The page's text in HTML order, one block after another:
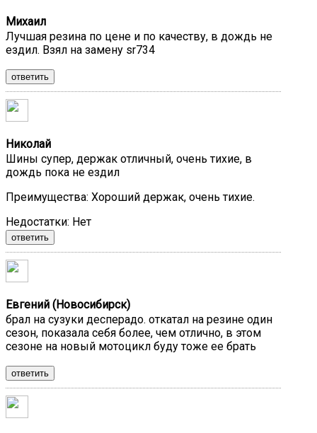
Михаил
Лучшая резина по цене и по качеству, в дождь не
ездил. Взял на замену sr734
ответить
Николай
Шины супер, держак отличный, очень тихие, в
дождь пока не ездил
Преимущества: Хороший держак, очень тихие.
Недостатки: Нет
ответить
Евгений (Новосибирск)
брал на сузуки десперадо. откатал на резине один
сезон, показала себя более, чем отлично, в этом
сезоне на новый мотоцикл буду тоже ее брать
ответить